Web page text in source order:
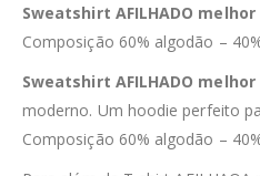
Sweatshirt AFILHADO
Composição 60% algodão –
Sweatshirt AFILHADO
moderno. Um hoodie perfeito
Composição 60% algodão –